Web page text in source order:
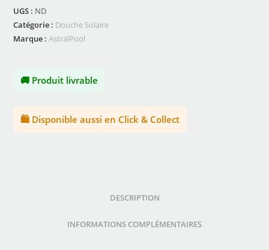
UGS : ND
Catégorie : Douche Solaire
Marque :AstralPool
🚚 Produit livrable
🛍️ Disponible aussi en Click & Collect
DESCRIPTION
INFORMATIONS COMPLÉMENTAIRES